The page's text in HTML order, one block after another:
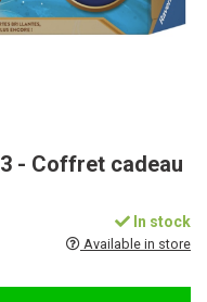
- Coffret cadeau
In stock
Available in store